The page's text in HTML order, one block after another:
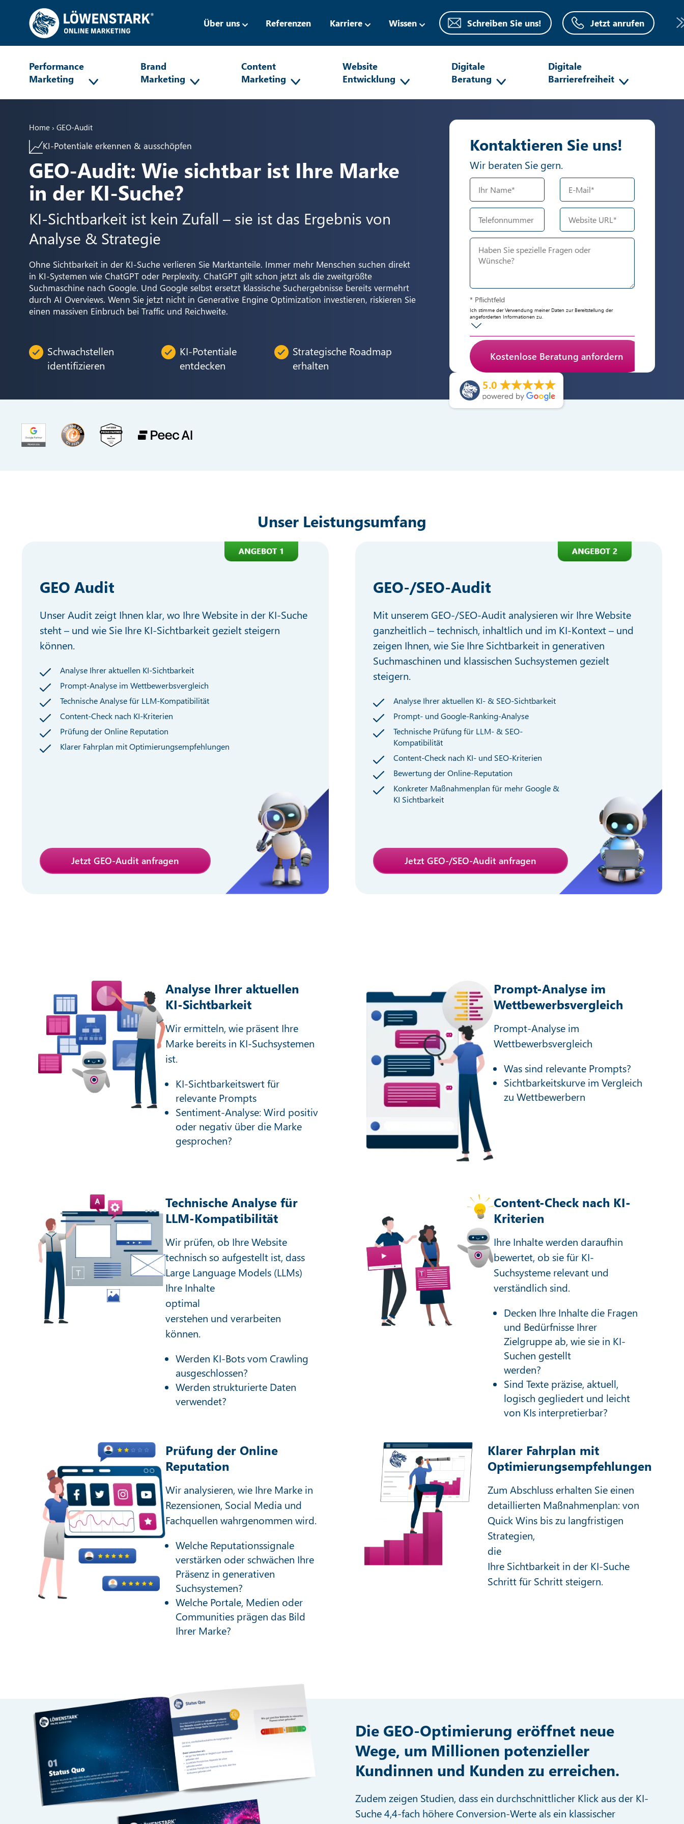
Über uns Referenzen Karriere Wissen Schreiben Sie uns! Jetzt anrufen
Performance
Marketing
Brand
Marketing
Content
Marketing
Website
Entwicklung
Digitale
Beratung
Digitale
Barrierefreiheit
Home › GEO-Audit
KI-Potentiale erkennen & ausschöpfen
GEO-Audit: Wie sichtbar ist Ihre Marke
in der KI-Suche?
KI-Sichtbarkeit ist kein Zufall – sie ist das Ergebnis von
Analyse & Strategie
Ohne Sichtbarkeit in der KI-Suche verlieren Sie Marktanteile. Immer mehr Menschen suchen direkt
in KI-Systemen wie ChatGPT oder Perplexity. ChatGPT gilt schon jetzt als die zweitgrößte
Suchmaschine nach Google. Und Google selbst ersetzt klassische Suchergebnisse bereits vermehrt
durch AI Overviews. Wenn Sie jetzt nicht in Generative Engine Optimization investieren, riskieren Sie
einen massiven Einbruch bei Traffic und Reichweite.
Schwachstellen
identifizieren
KI-Potentiale
entdecken
Strategische Roadmap
erhalten
Kontaktieren Sie uns!
Wir beraten Sie gern.
* Pflichtfeld
Ich stimme der Verwendung meiner Daten zur Bereitstellung der
angeforderten Informationen zu.
Anti-Roboter-Verifizierung
Hier klicken
5.0
Unser Leistungsumfang
GEO Audit
Unser Audit zeigt Ihnen klar, wo Ihre Website in der KI-Suche
steht – und wie Sie Ihre KI-Sichtbarkeit gezielt steigern
können.
Analyse Ihrer aktuellen KI-Sichtbarkeit
Prompt-Analyse im Wettbewerbsvergleich
Technische Analyse für LLM-Kompatibilität
Content-Check nach KI-Kriterien
Prüfung der Online Reputation
Klarer Fahrplan mit Optimierungsempfehlungen
Jetzt GEO-Audit anfragen
GEO-/SEO-Audit
Mit unserem GEO-/SEO-Audit analysieren wir Ihre Website
ganzheitlich – technisch, inhaltlich und im KI-Kontext – und
zeigen Ihnen, wie Sie Ihre Sichtbarkeit in generativen
Suchmaschinen und klassischen Suchsystemen gezielt
steigern.
Analyse Ihrer aktuellen KI- & SEO-Sichtbarkeit
Prompt- und Google-Ranking-Analyse
Technische Prüfung für LLM- & SEO-
Kompatibilität
Content-Check nach KI- und SEO-Kriterien
Bewertung der Online-Reputation
Konkreter Maßnahmenplan für mehr Google &
KI Sichtbarkeit
Jetzt GEO-/SEO-Audit anfragen
Analyse Ihrer aktuellen
KI-Sichtbarkeit
Wir ermitteln, wie präsent Ihre
Marke bereits in KI-Suchsystemen
ist.
KI-Sichtbarkeitswert für
relevante Prompts
Sentiment-Analyse: Wird positiv
oder negativ über die Marke
gesprochen?
Prompt-Analyse im
Wettbewerbsvergleich
Prompt-Analyse im
Wettbewerbsvergleich
Was sind relevante Prompts?
Sichtbarkeitskurve im Vergleich
zu Wettbewerbern
Technische Analyse für
LLM-Kompatibilität
Wir prüfen, ob Ihre Website
technisch so aufgestellt ist, dass
Large Language Models (LLMs)
Ihre Inhalte
optimal
verstehen und verarbeiten
können.
Werden KI-Bots vom Crawling
ausgeschlossen?
Werden strukturierte Daten
verwendet?
Content-Check nach KI-
Kriterien
Ihre Inhalte werden daraufhin
bewertet, ob sie für KI-
Suchsysteme relevant und
verständlich sind.
Decken Ihre Inhalte die Fragen
und Bedürfnisse Ihrer
Zielgruppe ab, wie sie in KI-
Suchen gestellt
werden?
Sind Texte präzise, aktuell,
logisch gegliedert und leicht
von KIs interpretierbar?
Prüfung der Online
Reputation
Wir analysieren, wie Ihre Marke in
Rezensionen, Social Media und
Fachquellen wahrgenommen wird.
Welche Reputationssignale
verstärken oder schwächen Ihre
Präsenz in generativen
Suchsystemen?
Welche Portale, Medien oder
Communities prägen das Bild
Ihrer Marke?
Klarer Fahrplan mit
Optimierungsempfehlungen
Zum Abschluss erhalten Sie einen
detaillierten Maßnahmenplan: von
Quick Wins bis zu langfristigen
Strategien,
die
Ihre Sichtbarkeit in der KI-Suche
Schritt für Schritt steigern.
Die GEO-Optimierung eröffnet neue
Wege, um Millionen potenzieller
Kundinnen und Kunden zu erreichen.
Zudem zeigen Studien, dass ein durchschnittlicher Klick aus der KI-
Suche 4,4-fach höhere Conversion-Werte als ein klassischer